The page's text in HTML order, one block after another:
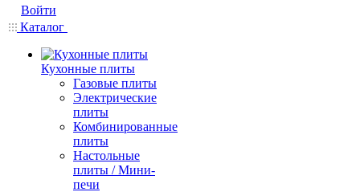
Войти
Каталог
Кухонные плиты
Газовые плиты
Электрические
плиты
Комбинированные
плиты
Настольные
плиты / Мини-
печи